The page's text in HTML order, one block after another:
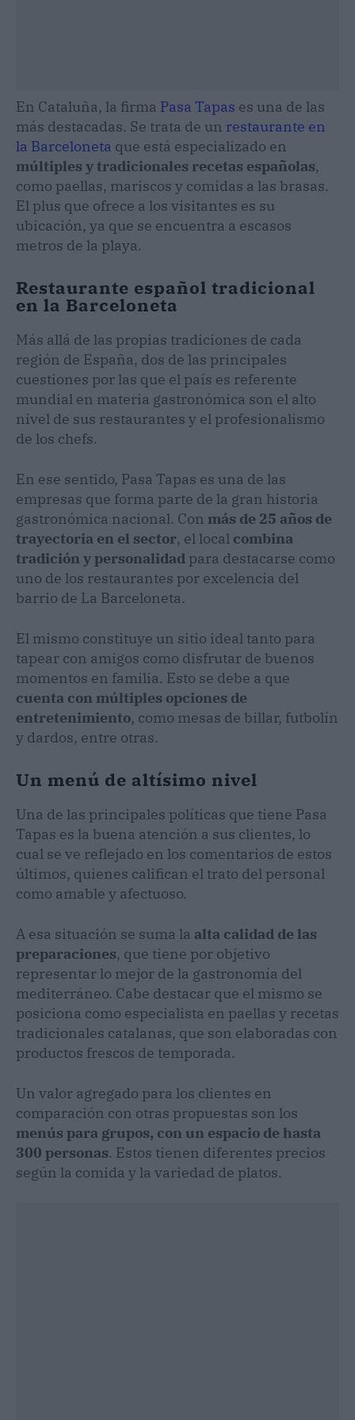
En Cataluña, la firma Pasa Tapas es una de las
más destacadas. Se trata de un restaurante en
la Barceloneta que está especializado en
múltiples y tradicionales recetas españolas,
como paellas, mariscos y comidas a las brasas.
El plus que ofrece a los visitantes es su
ubicación, ya que se encuentra a escasos
metros de la playa.
Restaurante español tradicional
en la Barceloneta
Más allá de las propias tradiciones de cada
región de España, dos de las principales
cuestiones por las que el país es referente
mundial en materia gastronómica son el alto
nivel de sus restaurantes y el profesionalismo
de los chefs.
En ese sentido, Pasa Tapas es una de las
empresas que forma parte de la gran historia
gastronómica nacional. Con más de 25 años de
trayectoria en el sector, el local combina
tradición y personalidad para destacarse como
uno de los restaurantes por excelencia del
barrio de La Barceloneta.
El mismo constituye un sitio ideal tanto para
tapear con amigos como disfrutar de buenos
momentos en familia. Esto se debe a que
cuenta con múltiples opciones de
entretenimiento, como mesas de billar, futbolín
y dardos, entre otras.
Un menú de altísimo nivel
Una de las principales políticas que tiene Pasa
Tapas es la buena atención a sus clientes, lo
cual se ve reflejado en los comentarios de estos
últimos, quienes califican el trato del personal
como amable y afectuoso.
A esa situación se suma la alta calidad de las
preparaciones, que tiene por objetivo
representar lo mejor de la gastronomía del
mediterráneo. Cabe destacar que el mismo se
posiciona como especialista en paellas y recetas
tradicionales catalanas, que son elaboradas con
productos frescos de temporada.
Un valor agregado para los clientes en
comparación con otras propuestas son los
menús para grupos, con un espacio de hasta
300 personas. Estos tienen diferentes precios
según la comida y la variedad de platos.